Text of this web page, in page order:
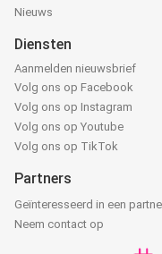
Nieuws
Diensten
Aanmelden nieuwsbrief
Volg ons op Facebook
Volg ons op Instagram
Volg ons op Youtube
Volg ons op TikTok
Partners
Geïnteresseerd in een
Neem contact op